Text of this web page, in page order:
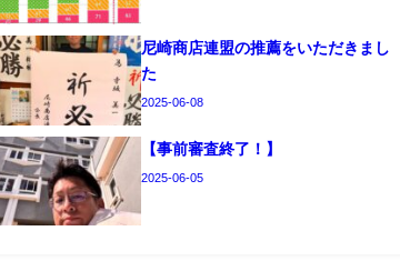
尼崎商店連盟の推薦をいただきまし
た
2025-06-08
【事前審査終了！】
2025-06-05